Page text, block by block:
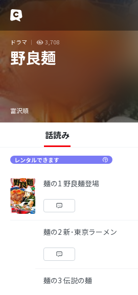
ドラマ 3,708
野良麺
富沢順
話読み
レンタルできます
麺の1 野良麺登場
麺の2 新･東京ラーメン
麺の3 伝説の麺